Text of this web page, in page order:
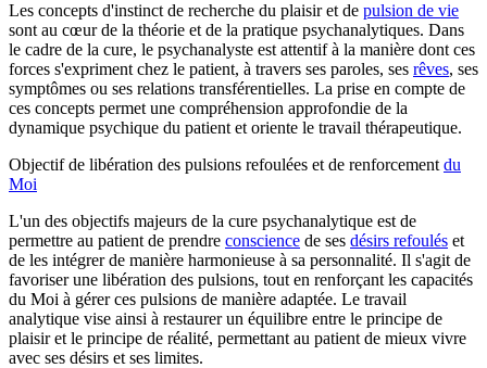
Les concepts d'instinct de recherche du plaisir et de pulsion de vie
sont au cœur de la théorie et de la pratique psychanalytiques. Dans
le cadre de la cure, le psychanalyste est attentif à la manière dont ces
forces s'expriment chez le patient, à travers ses paroles, ses rêves, ses
symptômes ou ses relations transférentielles. La prise en compte de
ces concepts permet une compréhension approfondie de la
dynamique psychique du patient et oriente le travail thérapeutique.
Objectif de libération des pulsions refoulées et de renforcement du
Moi
L'un des objectifs majeurs de la cure psychanalytique est de
permettre au patient de prendre conscience de ses désirs refoulés et
de les intégrer de manière harmonieuse à sa personnalité. Il s'agit de
favoriser une libération des pulsions, tout en renforçant les capacités
du Moi à gérer ces pulsions de manière adaptée. Le travail
analytique vise ainsi à restaurer un équilibre entre le principe de
plaisir et le principe de réalité, permettant au patient de mieux vivre
avec ses désirs et ses limites.